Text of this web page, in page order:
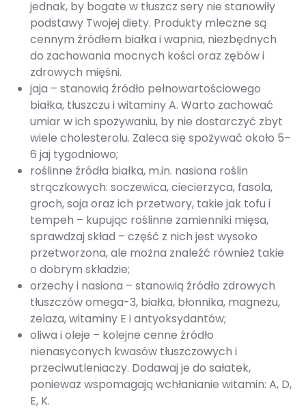
jednak, by bogate w tłuszcz sery nie stanowiły
podstawy Twojej diety. Produkty mleczne są
cennym źródłem białka i wapnia, niezbędnych
do zachowania mocnych kości oraz zębów i
zdrowych mięśni.
jaja – stanowią źródło pełnowartościowego
białka, tłuszczu i witaminy A. Warto zachować
umiar w ich spożywaniu, by nie dostarczyć zbyt
wiele cholesterolu. Zaleca się spożywać około 5–
6 jaj tygodniowo;
roślinne źródła białka, m.in. nasiona roślin
strączkowych: soczewica, ciecierzyca, fasola,
groch, soja oraz ich przetwory, takie jak tofu i
tempeh – kupując roślinne zamienniki mięsa,
sprawdzaj skład – część z nich jest wysoko
przetworzona, ale można znaleźć również takie
o dobrym składzie;
orzechy i nasiona – stanowią źródło zdrowych
tłuszczów omega-3, białka, błonnika, magnezu,
żelaza, witaminy E i antyoksydantów;
oliwa i oleje – kolejne cenne źródło
nienasyconych kwasów tłuszczowych i
przeciwutleniaczy. Dodawaj je do sałatek,
ponieważ wspomagają wchłanianie witamin: A, D,
E, K.